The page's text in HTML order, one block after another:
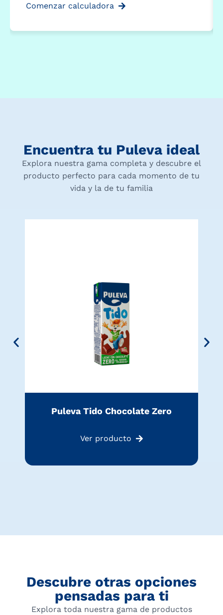
Comenzar calculadora
Encuentra tu Puleva ideal
Explora nuestra gama completa y descubre el
producto perfecto para cada momento de tu
vida y la de tu familia
Puleva Tido Chocolate Zero
Ver producto
Descubre otras opciones
pensadas para ti
Explora toda nuestra gama de productos